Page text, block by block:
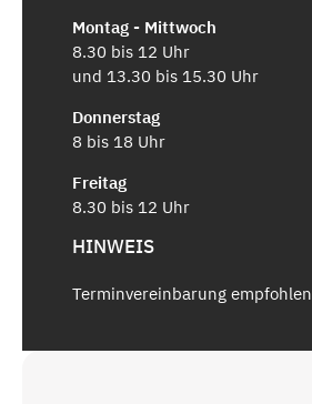
Montag - Mittwoch
8.30 bis 12 Uhr
und 13.30 bis 15.30 Uhr
Donnerstag
8 bis 18 Uhr
Freitag
8.30 bis 12 Uhr
HINWEIS
Terminvereinbarung empfohlen